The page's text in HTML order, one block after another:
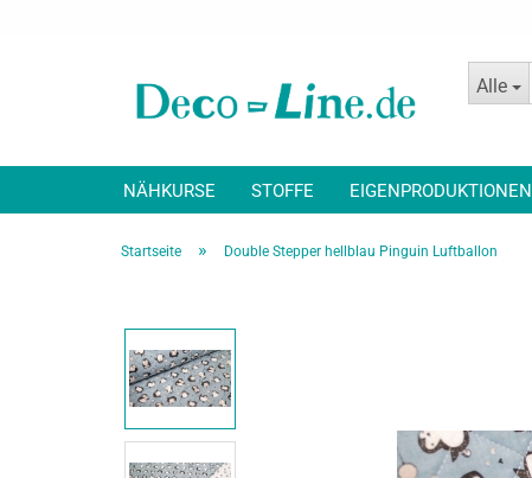
Alle
NÄHKURSE STOFFE EIGENPRODUKTIONEN
Startseite » Double Stepper hellblau Pinguin Luftballon